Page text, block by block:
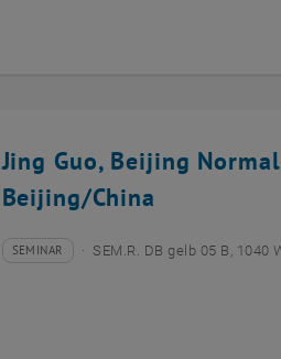
Jing Guo, Beijing
Beijing/China
Veranstaltungstyp:
SEMINAR
Veranstaltungsort:SEM.R. DB gelb 05 B, 1040